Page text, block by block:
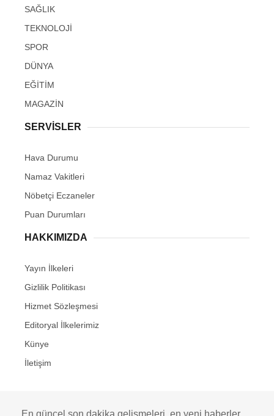
SAĞLIK
TEKNOLOJİ
SPOR
DÜNYA
EĞİTİM
MAGAZİN
SERVİSLER
Hava Durumu
Namaz Vakitleri
Nöbetçi Eczaneler
Puan Durumları
HAKKIMIZDA
Yayın İlkeleri
Gizlilik Politikası
Hizmet Sözleşmesi
Editoryal İlkelerimiz
Künye
İletişim